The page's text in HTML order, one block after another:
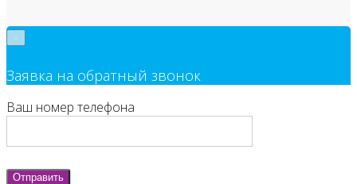
Заявка на обратный звонок
Ваш номер телефона
Отправить